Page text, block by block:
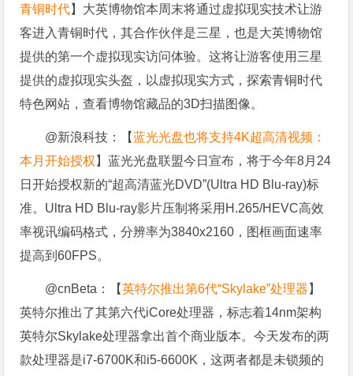
青铜时代】大英博物馆本周末将通过虚拟现实技术让游
客进入青铜时代，其合作伙伴是三星，也是大英博物馆
提供的第一个虚拟现实访问体验。这将让游客使用三星
提供的虚拟现实头盔，以虚拟现实方式，探索青铜时代
特色网站，查看博物馆藏品的3D扫描图像。
@新浪科技：【蓝光光盘也将支持4K超高清视频：
本月开始授权 】蓝光光盘联盟今日宣布，将于今年8月24
日开始授权新的“超高清蓝光DVD”(Ultra HD Blu-ray)标
准。Ultra HD Blu-ray影片压制将采用H.265/HEVC高效
率视讯编码格式，分辨率为3840x2160，图框画面速率
提高到60FPS。
@cnBeta：【英特尔推出第6代“Skylake”处理器 】
英特尔推出了其第六代iCore处理器，标志着14nm架构
英特尔Skylake处理器拿出首个商业版本。今天发布的两
款处理器是i7-6700K和i5-6600K，这两者都是未锁频的